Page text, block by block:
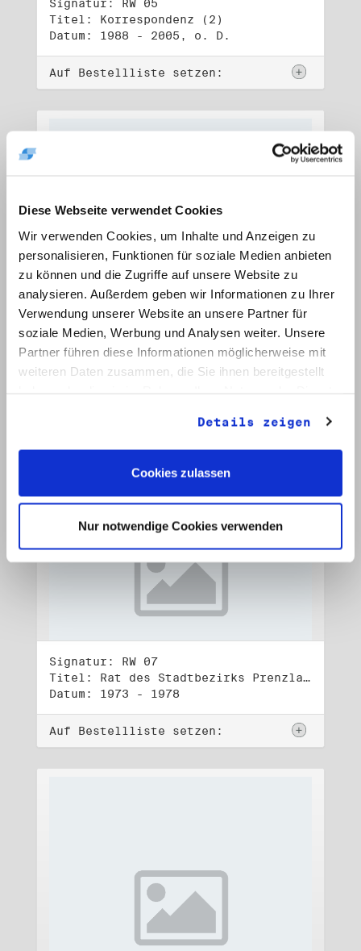
Diese Webseite verwendet Cookies
Wir verwenden Cookies, um Inhalte und Anzeigen zu
personalisieren, Funktionen für soziale Medien anbieten
zu können und die Zugriffe auf unsere Website zu
analysieren. Außerdem geben wir Informationen zu Ihrer
Verwendung unserer Website an unsere Partner für
soziale Medien, Werbung und Analysen weiter. Unsere
Partner führen diese Informationen möglicherweise mit
weiteren Daten zusammen, die Sie ihnen bereitgestellt
Details zeigen
Cookies zulassen
Nur notwendige Cookies verwenden
Signatur: RW 05
Titel: Korrespondenz (2)
Datum: 1988 - 2005, o. D.
Auf Bestellliste setzen:
Signatur: RW 06
Titel: Lebensdokumente
Datum: 1972 - 2001
Signatur: RW 07
Titel: Rat des Stadtbezirks Prenzlauer Berg in Berlin
Datum: 1973 - 1978
Auf Bestellliste setzen: